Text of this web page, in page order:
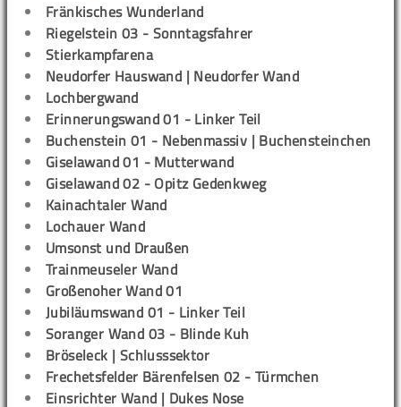
Fränkisches Wunderland
Riegelstein 03 - Sonntagsfahrer
Stierkampfarena
Neudorfer Hauswand | Neudorfer Wand
Lochbergwand
Erinnerungswand 01 - Linker Teil
Buchenstein 01 - Nebenmassiv | Buchensteinchen
Giselawand 01 - Mutterwand
Giselawand 02 - Opitz Gedenkweg
Kainachtaler Wand
Lochauer Wand
Umsonst und Draußen
Trainmeuseler Wand
Großenoher Wand 01
Jubiläumswand 01 - Linker Teil
Soranger Wand 03 - Blinde Kuh
Bröseleck | Schlusssektor
Frechetsfelder Bärenfelsen 02 - Türmchen
Einsrichter Wand | Dukes Nose